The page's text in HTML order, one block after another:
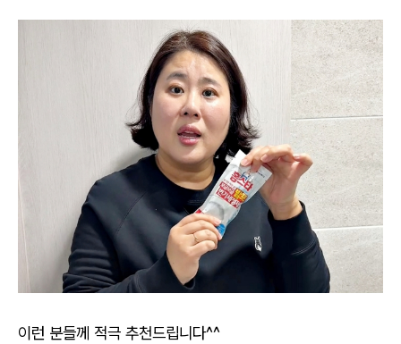
이런 분들께 적극 추천드립니다^^